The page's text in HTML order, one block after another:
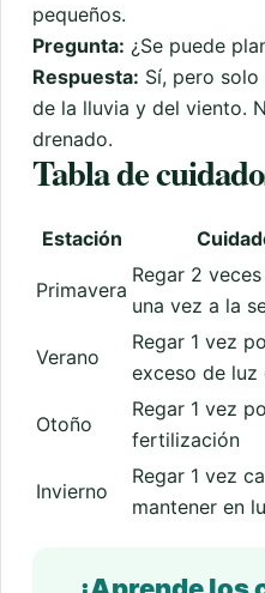
pequeños.
Pregunta: ¿Se puede
Respuesta: Sí, pero
de la lluvia y del viento.
drenado.
Tabla de
Estación
Primavera
Regar 2
una vez a la
Verano
Regar 1 vez
exceso de luz
Otoño
Regar 1 vez
fertilización
Invierno
Regar 1 vez
mantener en